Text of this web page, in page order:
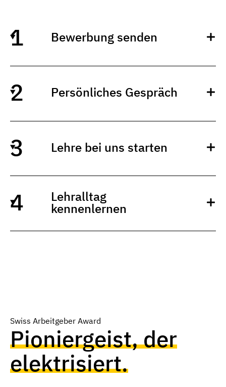
Bewerbung senden
Persönliches Gespräch
Lehre bei uns starten
Lehralltag
kennenlernen
Swiss Arbeitgeber Award
Pioniergeist, der
elektrisiert.